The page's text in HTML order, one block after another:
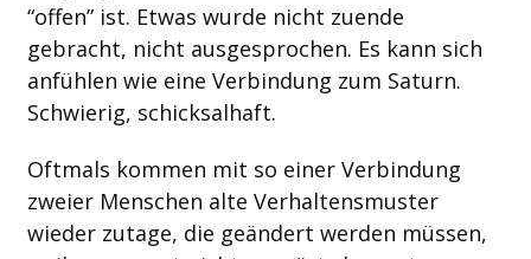
“offen” ist. Etwas wurde nicht zuende
gebracht, nicht ausgesprochen. Es kann sich
anfühlen wie eine Verbindung zum Saturn.
Schwierig, schicksalhaft.
Oftmals kommen mit so einer Verbindung
zweier Menschen alte Verhaltensmuster
wieder zutage, die geändert werden müssen,